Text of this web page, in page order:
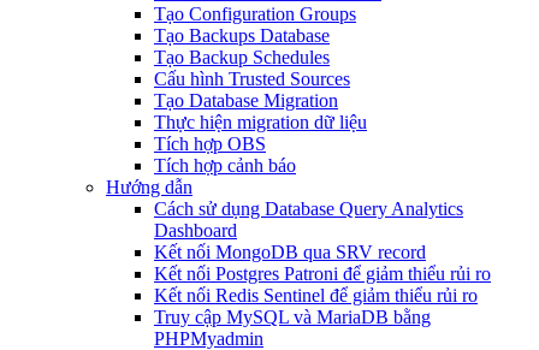
Tạo Configuration Groups
Tạo Backups Database
Tạo Backup Schedules
Cấu hình Trusted Sources
Tạo Database Migration
Thực hiện migration dữ liệu
Tích hợp OBS
Tích hợp cảnh báo
Hướng dẫn
Cách sử dụng Database Query Analytics
Dashboard
Kết nối MongoDB qua SRV record
Kết nối Postgres Patroni để giảm thiểu rủi ro
Kết nối Redis Sentinel để giảm thiểu rủi ro
Truy cập MySQL và MariaDB bằng
PHPMyadmin